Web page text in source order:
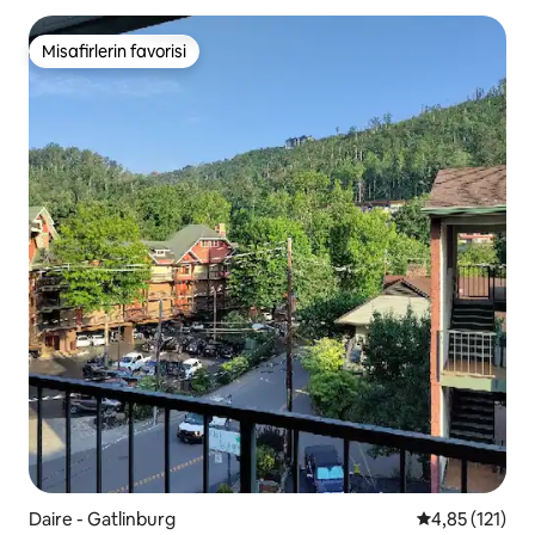
Misafirlerin favorisi
Misafirlerin favorisi
Daire - Gatlinburg 5 üzerinden
4,85 (121)